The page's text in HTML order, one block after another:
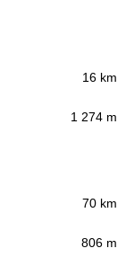
16 km
1 274 m
70 km
806 m